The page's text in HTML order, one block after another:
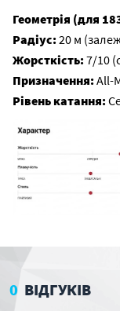
Геометрія (для
Радіус:20 м
Жорсткість:7/10
Призначення:All-
Рівень катання:
0 ВІДГУКІВ